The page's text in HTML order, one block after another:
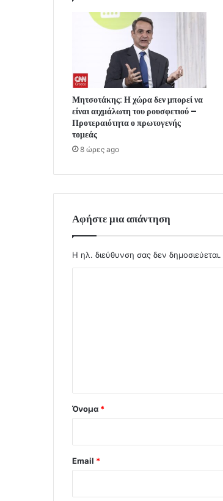
Μητσοτάκης: Η χώρα δεν μπορεί να
είναι αιχμάλωτη του ρουσφετιού –
Προτεραιότητα ο πρωτογενής
τομεάς
8 ώρες ago
Αφήστε μια απάντηση
Η ηλ. διεύθυνση σας δεν δημοσιεύεται.
Όνομα *
Email *